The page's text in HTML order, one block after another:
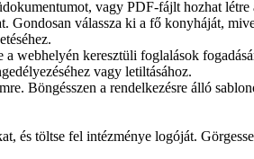
vagy PDF-fájlt hozhat létre
válassza ki a fő konyháját,
a webhelyén keresztüli foglalások
vagy letiltásához.
Böngésszen a rendelkezésre álló
és töltse fel intézménye logóját.